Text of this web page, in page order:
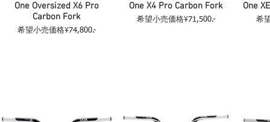
One Oversized X6 Pro
Carbon Fork
希望小売価格¥74,800.-
One X4 Pro Carbon Fork
希望小売価格¥71,500.-
One
希